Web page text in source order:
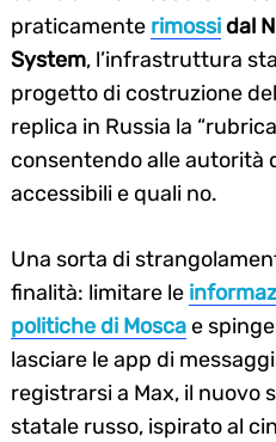
praticamente rimossi dal
System, l’infrastruttura
progetto di costruzione
replica in Russia la
consentendo alle autorità
accessibili e quali no.
Una sorta di
finalità: limitare le
politiche di Moscae
lasciare le app di
registrarsi a Max, il nuovo
statale russo, ispirato al